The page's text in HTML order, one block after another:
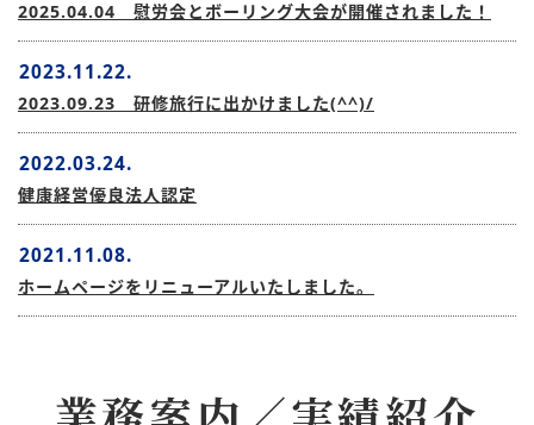
2025.04.04 慰労会とボーリング大会が開催されました！
2023.11.22.
2023.09.23 研修旅行に出かけました(^^)/
2022.03.24.
健康経営優良法人認定
2021.11.08.
ホームページをリニューアルいたしました。